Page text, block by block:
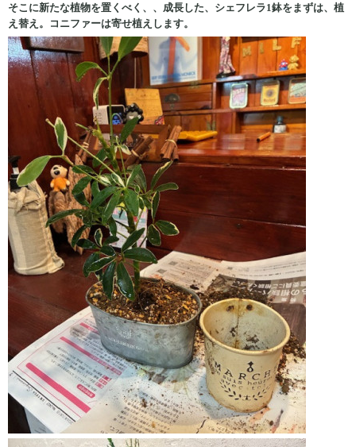
そこに新たな植物を置くべく、、成長した、シェフレラ1鉢をまずは、植
え替え。コニファーは寄せ植えします。